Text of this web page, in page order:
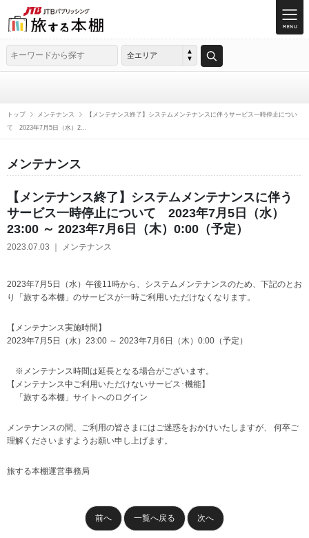
全エリア
トップ メンテナンス
【メンテナンス終了】システムメンテナンスに伴うサービス一時停止につい
て 2023年7月5日（水）2...
メンテナンス
【メンテナンス終了】システムメンテナンスに伴う
サービス一時停止について 2023年7月5日（水）
23:00 ～ 2023年7月6日（木）0:00（予定）
2023.07.03 ｜ メンテナンス
2023年7月5日（水）午後11時から、システムメンテナンスのため、下記のとお
り「旅する本棚」のサービスが一時ご利用いただけなくなります。
【メンテナンス実施時間】
2023年7月5日（水）23:00 ～ 2023年7月6日（木）0:00（予定）
※メンテナンス時間は延長となる場合がございます。
【メンテナンス中ご利用いただけないサービス･機能】
「旅する本棚」サイトへのログイン
メンテナンスの間、ご利用の皆さまにはご迷惑をおかけいたしますが、 何卒ご
理解くださいますようお願い申し上げます。
旅する本棚運営事務局
前へ 一覧へ戻る 次へ